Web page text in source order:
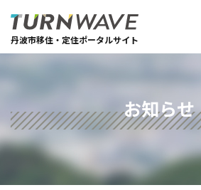
丹波市移住・定住ポータルサイト
お知らせ